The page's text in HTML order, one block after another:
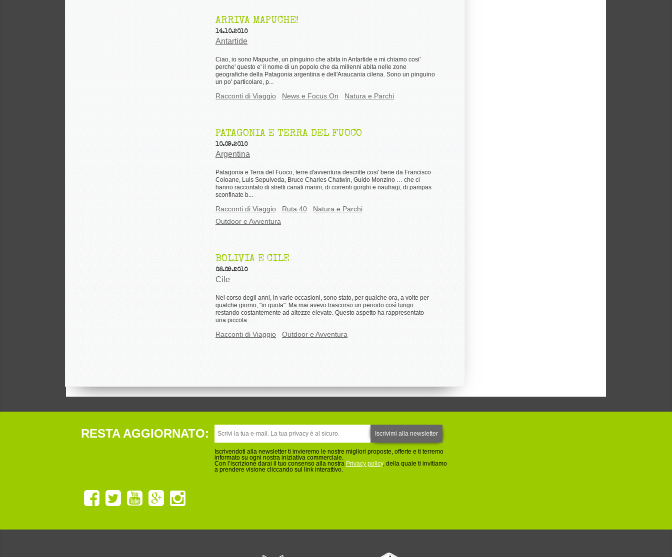
ARRIVA MAPUCHE!
14.10.2010
Antartide
Ciao, io sono Mapuche, un pinguino che abita in Antartide e mi chiamo cosi'
perche' questo e' il nome di un popolo che da millenni abita nelle zone
geografiche della Patagonia argentina e dell'Araucania cilena. Sono un pinguino
un po' particolare, p...
Racconti di Viaggio News e Focus On Natura e Parchi
PATAGONIA E TERRA DEL FUOCO
10.09.2010
Argentina
Patagonia e Terra del Fuoco, terre d'avventura descritte cosi' bene da Francisco
Coloane, Luis Sepulveda, Bruce Charles Chatwin, Guido Monzino … che ci
hanno raccontato di stretti canali marini, di correnti gorghi e naufragi, di pampas
sconfinate b...
Racconti di Viaggio Ruta 40
Natura e Parchi
Outdoor e Avventura
BOLIVIA E CILE
08.09.2010
Cile
Nel corso degli anni, in varie occasioni, sono stato, per qualche ora, a volte per
qualche giorno, "in quota". Ma mai avevo trascorso un periodo così lungo
restando costantemente ad altezze elevate. Questo aspetto ha rappresentato
una piccola ...
Racconti di Viaggio Outdoor e Avventura
RESTA AGGIORNATO:
Iscrivendoti alla newsletter ti invieremo le nostre migliori proposte, offerte e ti terremo
informato su ogni nostra iniziativa commerciale.
Con l’iscrizione darai il tuo consenso alla nostra Privacy policy, della quale ti invitiamo
a prendere visione cliccando sul link interattivo.